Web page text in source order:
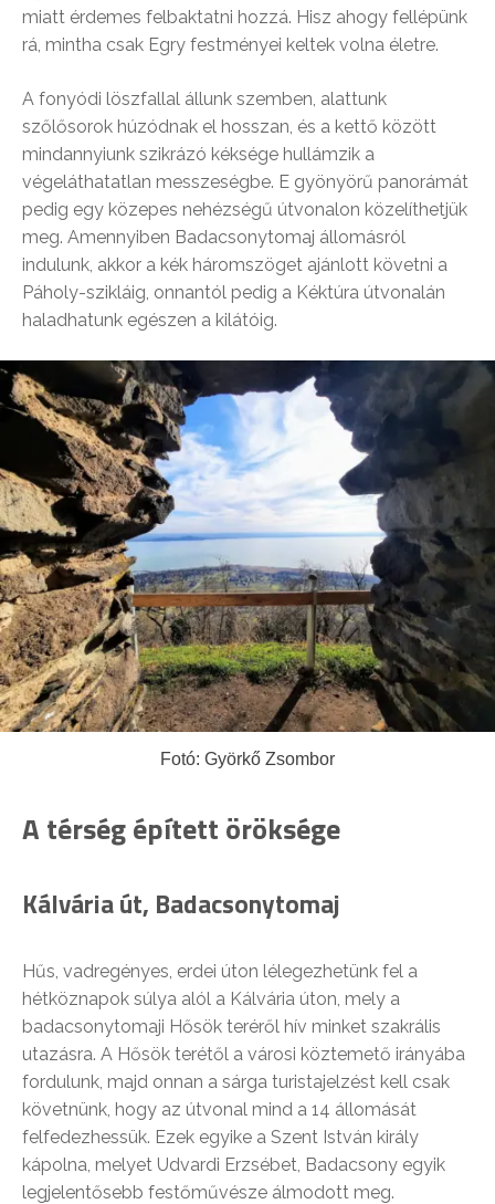
miatt érdemes felbaktatni hozzá. Hisz ahogy fellépünk
rá, mintha csak Egry festményei keltek volna életre.
A fonyódi löszfallal állunk szemben, alattunk
szőlősorok húzódnak el hosszan, és a kettő között
mindannyiunk szikrázó kéksége hullámzik a
végeláthatatlan messzeségbe. E gyönyörű panorámát
pedig egy közepes nehézségű útvonalon közelíthetjük
meg. Amennyiben Badacsonytomaj állomásról
indulunk, akkor a kék háromszöget ajánlott követni a
Páholy-szikláig, onnantól pedig a Kéktúra útvonalán
haladhatunk egészen a kilátóig.
Fotó: Györkő Zsombor
A térség épített öröksége
Kálvária út, Badacsonytomaj
Hűs, vadregényes, erdei úton lélegezhetünk fel a
hétköznapok súlya alól a Kálvária úton, mely a
badacsonytomaji Hősök teréről hív minket szakrális
utazásra. A Hősök terétől a városi köztemető irányába
fordulunk, majd onnan a sárga turistajelzést kell csak
követnünk, hogy az útvonal mind a 14 állomását
felfedezhessük. Ezek egyike a Szent István király
kápolna, melyet Udvardi Erzsébet, Badacsony egyik
legjelentősebb festőművésze álmodott meg.